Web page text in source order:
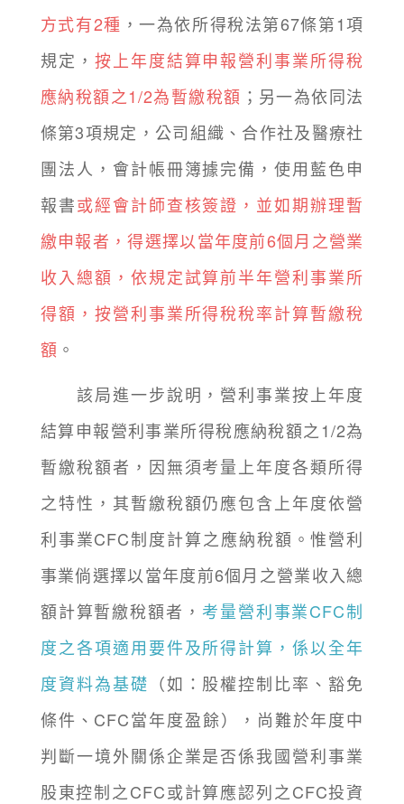
方式有2種 ，一為依所得稅法第67條第1項
規定， 按上年度結算申報營利事業所得稅
應納稅額之1/2為暫繳稅額 ；另一為依同法
條第3項規定，公司組織、合作社及醫療社
團法人，會計帳冊簿據完備，使用藍色申
報書或經會計師查核簽證，並如期辦理暫
繳申報者，得選擇以當年度前6個月之營業
收入總額，依規定試算前半年營利事業所
得額，按營利事業所得稅稅率計算暫繳稅
額 。
該局進一步說明，營利事業按上年度
結算申報營利事業所得稅應納稅額之1/2為
暫繳稅額者，因無須考量上年度各類所得
之特性，其暫繳稅額仍應包含上年度依營
利事業CFC制度計算之應納稅額。惟營利
事業倘選擇以當年度前6個月之營業收入總
額計算暫繳稅額者， 考量營利事業CFC制
度之各項適用要件及所得計算，係以全年
度資料為基礎 （如：股權控制比率、豁免
條件、CFC當年度盈餘），尚難於年度中
判斷一境外關係企業是否係我國營利事業
股東控制之CFC或計算應認列之CFC投資